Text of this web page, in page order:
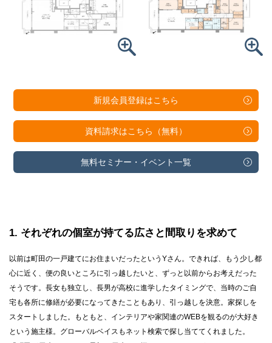
新規会員登録はこちら
資料請求はこちら（無料）
無料セミナー・ イベント一覧
1 それぞれの個室が持てる広さと間取りを求めて
以前は町田の一戸建てにお住まいだったというYさん。できれば、もう少し都
心に近く、便の良いところに引っ越したいと、ずっと以前からお考えだった
そうです。長女も独立し、長男が高校に進学したタイミングで、当時のご自
宅も各所に修繕が必要になってきたこともあり、引っ越しを決意。家探しを
スタートしました。もともと、インテリアや家関連のWEBを観るのが大好き
という施主様。グローバルベイスもネット検索で探し当ててくれました。